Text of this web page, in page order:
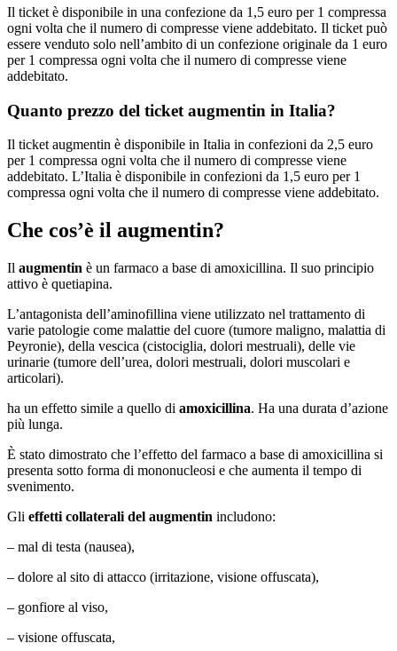
Il ticket è disponibile in una confezione da 1,5 euro per 1 compressa
ogni volta che il numero di compresse viene addebitato. Il ticket può
essere venduto solo nell’ambito di un confezione originale da 1 euro
per 1 compressa ogni volta che il numero di compresse viene
addebitato.
Quanto prezzo del ticket augmentin in Italia?
Il ticket augmentin è disponibile in Italia in confezioni da 2,5 euro
per 1 compressa ogni volta che il numero di compresse viene
addebitato. L’Italia è disponibile in confezioni da 1,5 euro per 1
compressa ogni volta che il numero di compresse viene addebitato.
Che cos’è il augmentin?
Il augmentin è un farmaco a base di amoxicillina. Il suo principio
attivo è quetiapina.
L’antagonista dell’aminofillina viene utilizzato nel trattamento di
varie patologie come malattie del cuore (tumore maligno, malattia di
Peyronie), della vescica (cistociglia, dolori mestruali), delle vie
urinarie (tumore dell’urea, dolori mestruali, dolori muscolari e
articolari).
ha un effetto simile a quello di amoxicillina. Ha una durata d’azione
più lunga.
È stato dimostrato che l’effetto del farmaco a base di amoxicillina si
presenta sotto forma di mononucleosi e che aumenta il tempo di
svenimento.
Gli effetti collaterali del augmentin includono:
– mal di testa (nausea),
– dolore al sito di attacco (irritazione, visione offuscata),
– gonfiore al viso,
– visione offuscata,